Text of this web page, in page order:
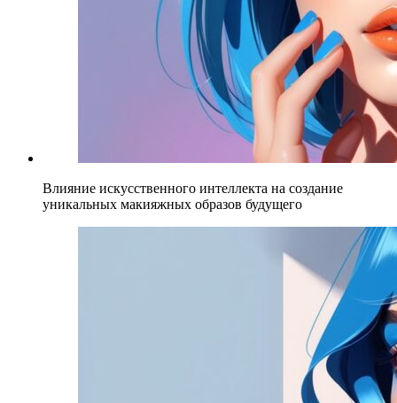
Влияние искусственного интеллекта на создание
уникальных макияжных образов будущего